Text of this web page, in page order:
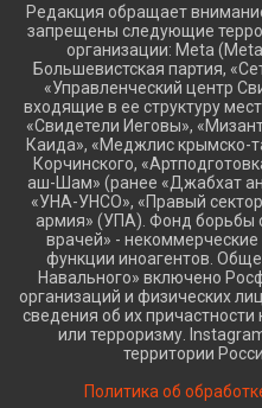
Редакция обращает
запрещены следующие
организации: Meta
Большевистская партия,
«Управленческий центр
входящие в ее структуру
«Свидетели Иеговы»,
Каида», «Меджлис крымско-
Корчинского,
аш-Шам» (ранее «Джабхат
«УНА-УНСО», «Правый
армия» (УПА). Фонд борьбы
врачей» -
функции иноагентов.
Навального» включено
организаций и физических
сведения об их причастности
или терроризму.
территории
Политика об